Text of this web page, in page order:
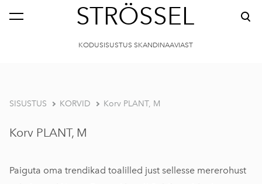
STRÖSSEL
KODUSISUSTUS SKANDINAAVIAST
SISUSTUS KORVID Korv PLANT, M
Korv PLANT, M
Paiguta oma trendikad toalilled just sellesse mererohust